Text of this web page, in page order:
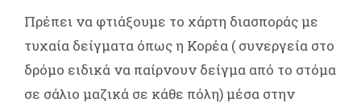
Πρέπει να φτιάξουμε το χάρτη διασποράς με
τυχαία δείγματα όπως η Κορέα ( συνεργεία στο
δρόμο ειδικά να παίρνουν δείγμα από το στόμα
σε σάλιο μαζικά σε κάθε πόλη) μέσα στην